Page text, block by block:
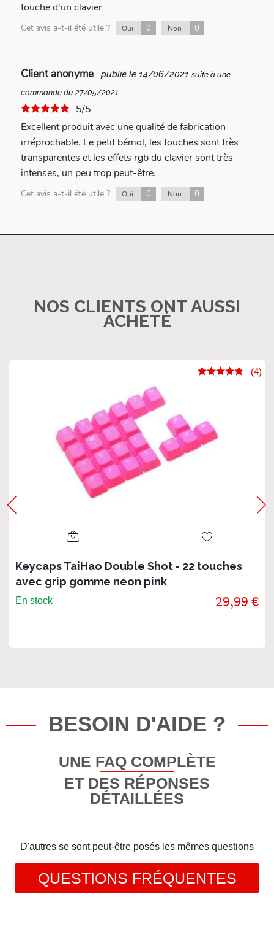
touche d'un clavier
Cet avis a-t-il été utile ? Oui 0 Non 0
Client anonyme publié le 14/06/2021 suite à une
commande du 27/05/2021
5/5
Excellent produit avec une qualité de fabrication
irréprochable. Le petit bémol, les touches sont très
transparentes et les effets rgb du clavier sont très
intenses, un peu trop peut-être.
Cet avis a-t-il été utile ? Oui 0 Non 0
NOS CLIENTS ONT AUSSI
ACHETÉ
Keycaps TaiHao Double Shot - 22 touches
avec grip gomme neon pink
(4)
En stock 29,99 €
BESOIN D'AIDE ?
UNE FAQ COMPLÈTE
ET DES RÉPONSES
DÉTAILLÉES
D'autres se sont peut-être posés les mêmes questions
QUESTIONS FRÉQUENTES